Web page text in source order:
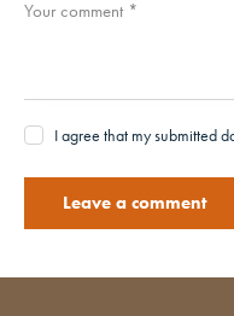
I agree that my submitted